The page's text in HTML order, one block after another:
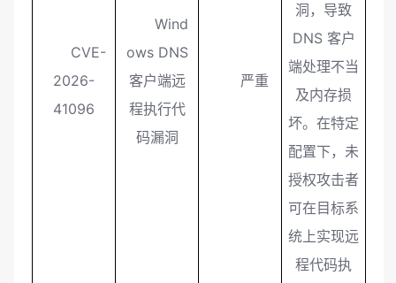
CVE-
2026-
41096
Wind
ows DNS
客户端远
程执行代
码漏洞
严重
洞，导致
DNS 客户
端处理不当
及内存损
坏。在特定
配置下，未
授权攻击者
可在目标系
统上实现远
程代码执